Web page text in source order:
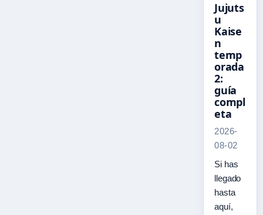
Jujuts
u
Kaise
n
temp
orada
2:
guía
compl
eta
2026-
08-02
Si has
llegado
hasta
aquí,